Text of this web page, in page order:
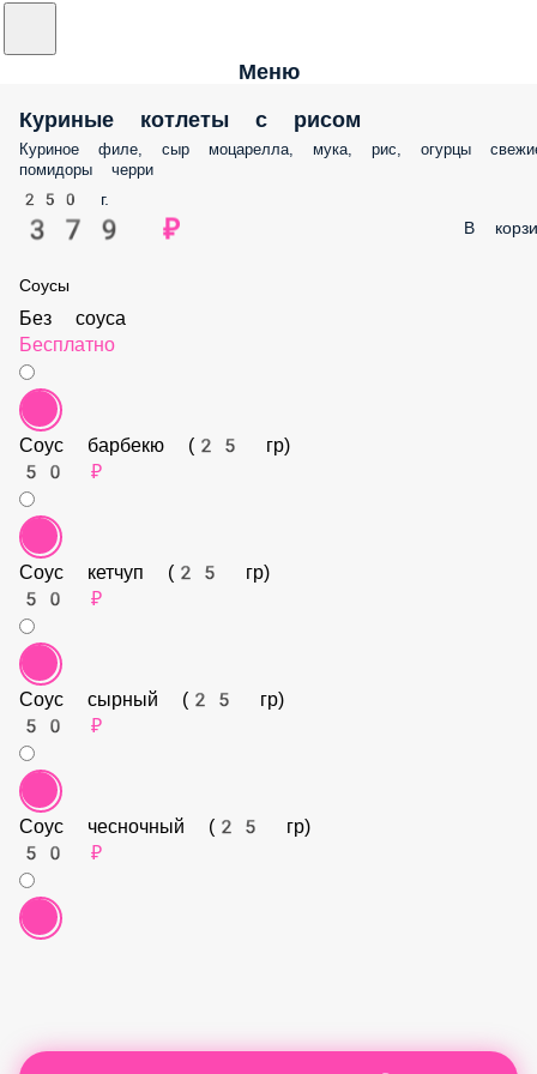
Меню
Куриные котлеты с рисом
Куриное филе, сыр моцарелла, мука, рис, огурцы
помидоры черри
250 г.
379 ₽ В
Соусы
Без соуса
Бесплатно
Соус барбекю (25 гр)
50 ₽
Соус кетчуп (25 гр)
50 ₽
Соус сырный (25 гр)
50 ₽
Соус чесночный (25 гр)
50 ₽